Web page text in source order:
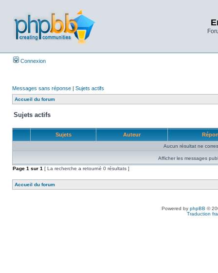
Connexion
Messages sans réponse | Sujets actifs
Accueil du forum
Sujets actifs
Sujets Auteur
Aucun résultat ne
Afficher les messages
Page 1 sur 1 [ La recherche a retourné 0 résultats ]
Accueil du forum
Powered by phpBB ©
Traduction